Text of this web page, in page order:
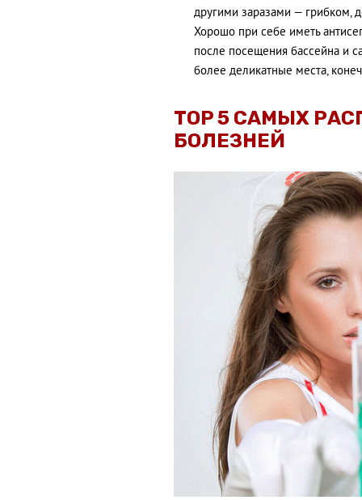
другими заразами — грибком,
Хорошо при себе иметь
после посещения бассейна и
более деликатные места,
TOP 5 САМЫХ
БОЛЕЗНЕЙ